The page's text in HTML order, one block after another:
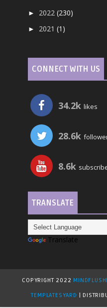
► 2022(230)
► 2021(1)
CONNECT WITH US
34.2k likes
28.6k
8.6k
TRANSLATE
Translate
COPYRIGHT 2022
TEMPLATESYARD
|